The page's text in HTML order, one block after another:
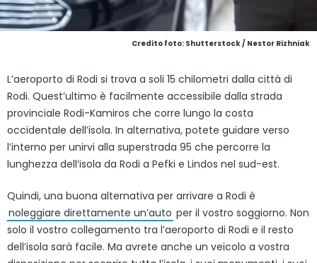
Credito foto: Shutterstock / Nestor Rizhniak
L’aeroporto di Rodi si trova a soli 15 chilometri dalla città di
Rodi. Quest’ultimo è facilmente accessibile dalla strada
provinciale Rodi-Kamiros che corre lungo la costa
occidentale dell’isola. In alternativa, potete guidare verso
l’interno per unirvi alla superstrada 95 che percorre la
lunghezza dell’isola da Rodi a Pefki e Lindos nel sud-est.
Quindi, una buona alternativa per arrivare a Rodi è
noleggiare direttamente un’auto per il vostro soggiorno. Non
solo il vostro collegamento tra l’aeroporto di Rodi e il resto
dell’isola sarà facile. Ma avrete anche un veicolo a vostra